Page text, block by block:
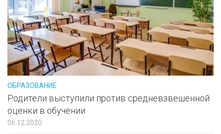
ОБРАЗОВАНИЕ
Родители выступили против средневзвешенной
оценки в обучении
06.12.2020